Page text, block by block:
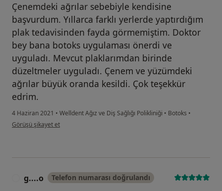
Çenemdeki ağrılar sebebiyle kendisine
başvurdum. Yıllarca farklı yerlerde yaptırdığım
plak tedavisinden fayda görmemiştim. Doktor
bey bana botoks uygulaması önerdi ve
uyguladı. Mevcut plaklarımdan birinde
düzeltmeler uyguladı. Çenem ve yüzümdeki
ağrılar büyük oranda kesildi. Çok teşekkür
edrim.
4 Haziran 2021 • Welldent Ağız ve Diş Sağlığı Polikliniği • Botoks •
kullanıcının görüşüne göre b.....
Görüşü şikayet et
g....o Telefon numarası doğrulandı